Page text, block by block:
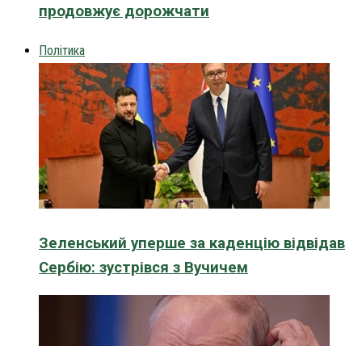
продовжує дорожчати
Політика
Зеленський уперше за каденцію відвідав
Сербію: зустрівся з Вучичем